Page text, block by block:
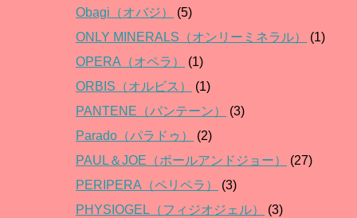
Obagi（オバジ）
(5)
ONLY MINERALS（オンリーミネラル）
(1)
OPERA（オペラ）
(1)
ORBIS（オルビス）
(1)
PANTENE（パンテーン）
(3)
Parado（パラドゥ）
(2)
PAUL＆JOE（ポールアンドジョー）
(27)
PERIPERA（ペリペラ）
(3)
PHYSIOGEL（フィジオジェル）
(3)